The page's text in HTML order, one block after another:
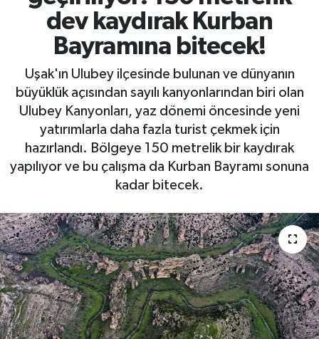
dev kaydırak Kurban
Bayramına bitecek!
Uşak'ın Ulubey ilçesinde bulunan ve dünyanın
büyüklük açısından sayılı kanyonlarından biri olan
Ulubey Kanyonları, yaz dönemi öncesinde yeni
yatırımlarla daha fazla turist çekmek için
hazırlandı. Bölgeye 150 metrelik bir kaydırak
yapılıyor ve bu çalışma da Kurban Bayramı sonuna
kadar bitecek.